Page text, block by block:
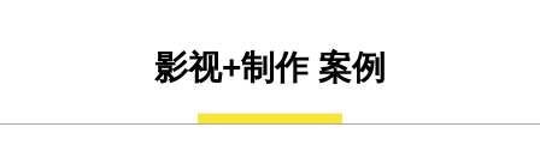
影视+制作 案例